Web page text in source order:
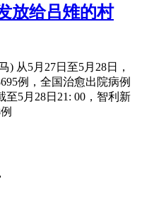
放给吕雉的村
) 从5月27日至5月28日，
例，全国治愈出院病例
至5月28日21: 00，智利新